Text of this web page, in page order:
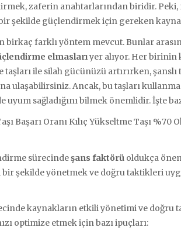
zaferin anahtarlarından biridir. Peki,
bir şekilde güçlendirmek için gereken
birkaç farklı yöntem mevcut. Bunlar
elmaslarıyer alıyor. Her birinin
ile silah gücünüzü artırırken, şanslı
ulaşabilirsiniz. Ancak, bu taşları
uyum sağladığını bilmek önemlidir. İşte
Başarı Oranı Kılıç Yükseltme Taşı %70
sürecindeşans faktörü oldukça
şekilde yönetmek ve doğru taktikleri
kaynakların etkili yönetimi ve doğru
optimize etmek için bazı ipuçları: